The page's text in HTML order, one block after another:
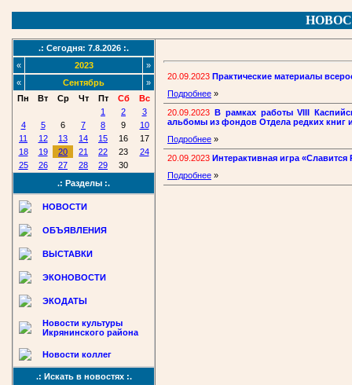
.: Сегодня: 7.8.2026 :.
«
2023
»
«
Сентябрь
»
Пн
Вт Ср Чт Пт Сб
Вс
1
2
3
4
5 6 7 8 9
10
11
12 13 14 15 16
17
18
19 20 21 22 23
24
25
26 27 28 29
30
.: Разделы :.
НОВОСТИ
ОБЪЯВЛЕНИЯ
ВЫСТАВКИ
ЭКОНОВОСТИ
ЭКОДАТЫ
Новости культуры
Икрянинского района
Новости коллег
.: Искать в новостях :.
20.09.2023 Практические материалы
Подробнее »
20.09.2023 В рамках работы VIII
альбомы из фондов Отдела редких книг
Подробнее »
20.09.2023 Интерактивная игра
Подробнее »